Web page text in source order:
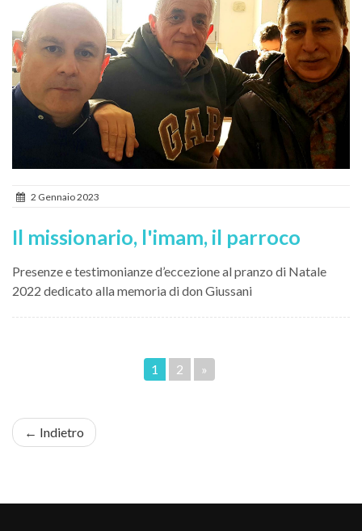
2 Gennaio 2023
Il missionario, l'imam, il parroco
Presenze e testimonianze d’eccezione al pranzo di Natale
2022 dedicato alla memoria di don Giussani
1 2 »
← Indietro